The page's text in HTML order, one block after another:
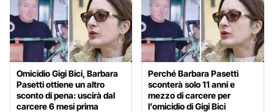
Omicidio Gigi Bici, Barbara
Pasetti ottiene un altro
sconto di pena: uscirà dal
carcere 6 mesi prima
Perché Barbara Pasetti
sconterà solo 11 anni e
mezzo di carcere per
l’omicidio di Gigi Bici